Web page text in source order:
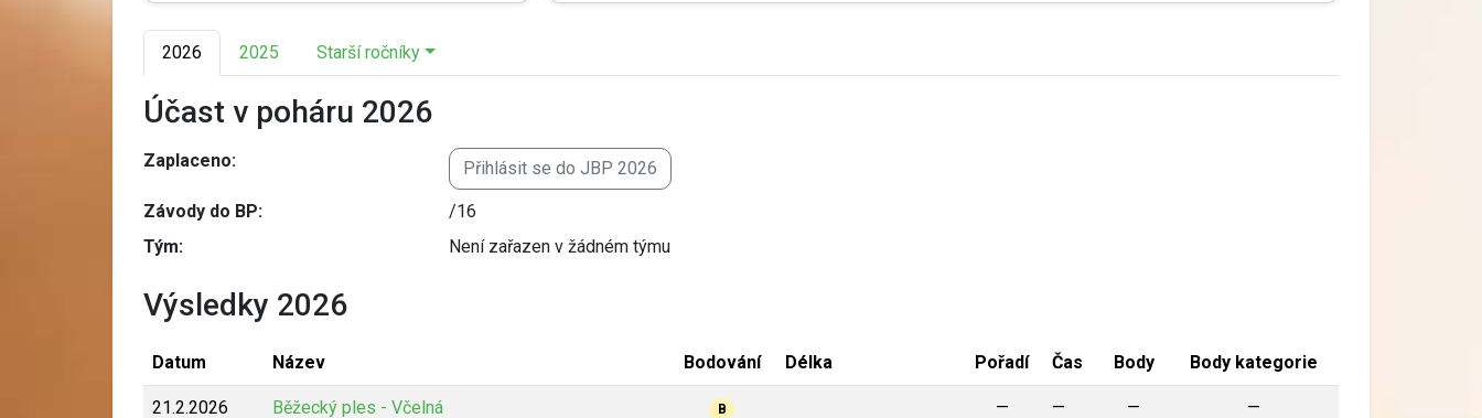
2026 2025 Starší ročníky
Účast v poháru 2026
Zaplaceno: Přihlásit se do JBP 2026
Závody do BP:
/16
Tým:
Není zařazen v žádném týmu
Výsledky 2026
Datum Název Bodování Délka Pořadí Čas Body Body kategorie
21.2.2026 Běžecký ples - Včelná B — — — —